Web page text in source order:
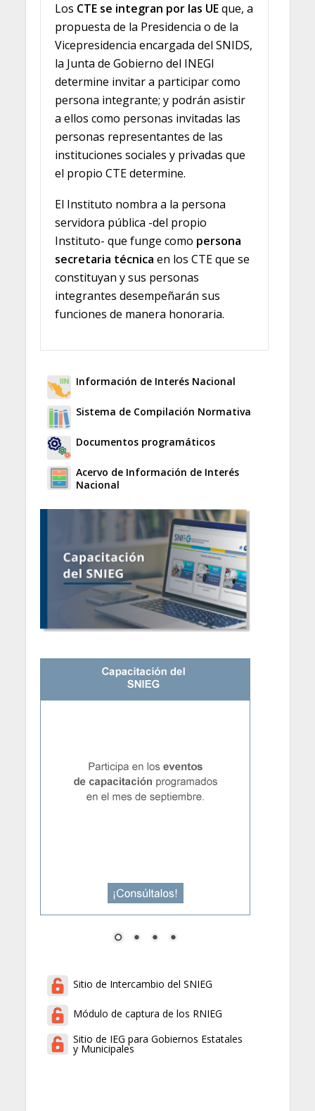
Los CTE se integran por las UEque, a
propuesta de la Presidencia o de la
Vicepresidencia encargada del SNIDS,
la Junta de Gobierno del INEGI
determine invitar a participar como
persona integrante; y podrán asistir
a ellos como personas invitadas las
personas representantes de las
instituciones sociales y privadas que
el propio CTE determine.
El Instituto nombra a la persona
servidora pública -del propio
Instituto- que funge como persona
secretaria técnica en los CTE que se
constituyan y sus personas
integrantes desempeñarán sus
funciones de manera honoraria.
Información de Interés Nacional
Sistema de Compilación Normativa
Documentos programáticos
Acervo de Información de Interés
Nacional
Sitio de Intercambio del SNIEG
Módulo de captura de los RNIEG
Sitio de IEG para Gobiernos Estatales
y Municipales